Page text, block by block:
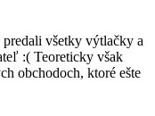
všetky výtlačky a
:( Teoreticky však
obchodoch, ktoré ešte